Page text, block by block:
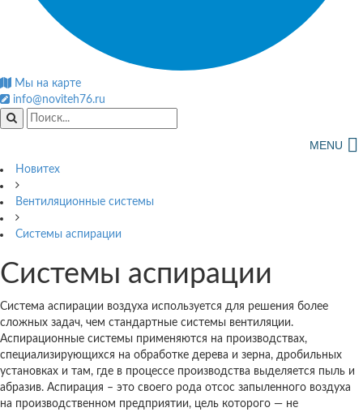
Мы на карте
info@noviteh76.ru
MENU
Новитех
Вентиляционные системы
Системы аспирации
Системы аспирации
Система аспирации воздуха используется для решения более
сложных задач, чем стандартные системы вентиляции.
Аспирационные системы применяются на производствах,
специализирующихся на обработке дерева и зерна, дробильных
установках и там, где в процессе производства выделяется пыль и
абразив. Аспирация – это своего рода отсос запыленного воздуха
на производственном предприятии, цель которого — не